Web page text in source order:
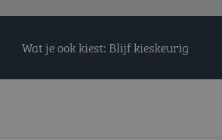
Wat je ook kiest: Blijf kieskeurig